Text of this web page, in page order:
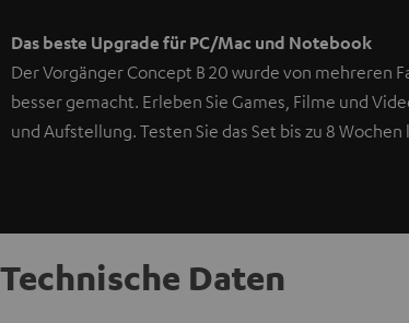
Das beste Upgrade für PC/Mac und Notebook
Der Vorgänger Concept B 20 wurde von mehreren
besser gemacht. Erleben Sie Games, Filme und
und Aufstellung. Testen Sie das Set bis zu 8 Wochen
Technische Daten